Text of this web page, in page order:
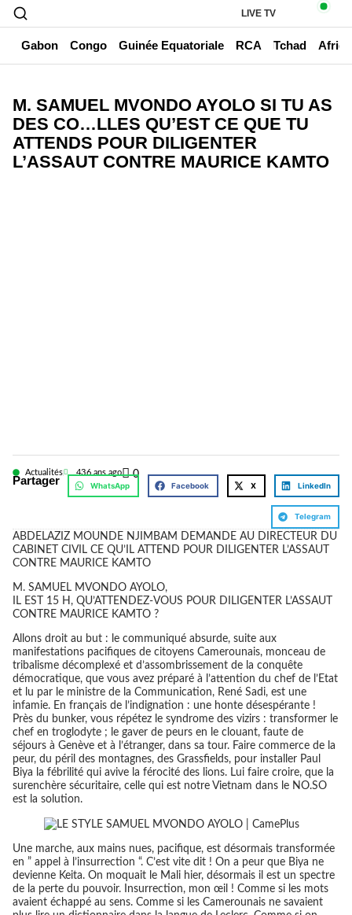
LIVE TV
Gabon Congo Guinée Equatoriale RCA Tchad
M. SAMUEL MVONDO AYOLO SI TU AS
DES CO…LLES QU’EST CE QUE TU
ATTENDS POUR DILIGENTER
L’ASSAUT CONTRE MAURICE KAMTO
Actualités 436 ans ago 0
Partager WhatsApp Facebook X LinkedIn
Telegram
ABDELAZIZ MOUNDE NJIMBAM DEMANDE AU DIRECTEUR DU
CABINET CIVIL CE QU’IL ATTEND POUR DILIGENTER L’ASSAUT
CONTRE MAURICE KAMTO
M. SAMUEL MVONDO AYOLO,
IL EST 15 H, QU’ATTENDEZ-VOUS POUR DILIGENTER L’ASSAUT
CONTRE MAURICE KAMTO ?
Allons droit au but : le communiqué absurde, suite aux
manifestations pacifiques de citoyens Camerounais, monceau de
tribalisme décomplexé et d’assombrissement de la conquête
démocratique, que vous avez préparé à l’attention du chef de l’Etat
et lu par le ministre de la Communication, René Sadi, est une
infamie. En français de l’indignation : une honte désespérante !
Près du bunker, vous répétez le syndrome des vizirs : transformer le
chef en troglodyte ; le gaver de peurs en le clouant, faute de
séjours à Genève et à l’étranger, dans sa tour. Faire commerce de la
peur, du péril des montagnes, des Grassfields, pour installer Paul
Biya la fébrilité qui avive la férocité des lions. Lui faire croire, que la
surenchère sécuritaire, celle qui est notre Vietnam dans le NO.SO
est la solution.
Une marche, aux mains nues, pacifique, est désormais transformée
en ” appel à l’insurrection “. C’est vite dit ! On a peur que Biya ne
devienne Keita. On moquait le Mali hier, désormais il est un spectre
de la perte du pouvoir. Insurrection, mon œil ! Comme si les mots
avaient échappé au sens. Comme si les Camerounais ne savaient